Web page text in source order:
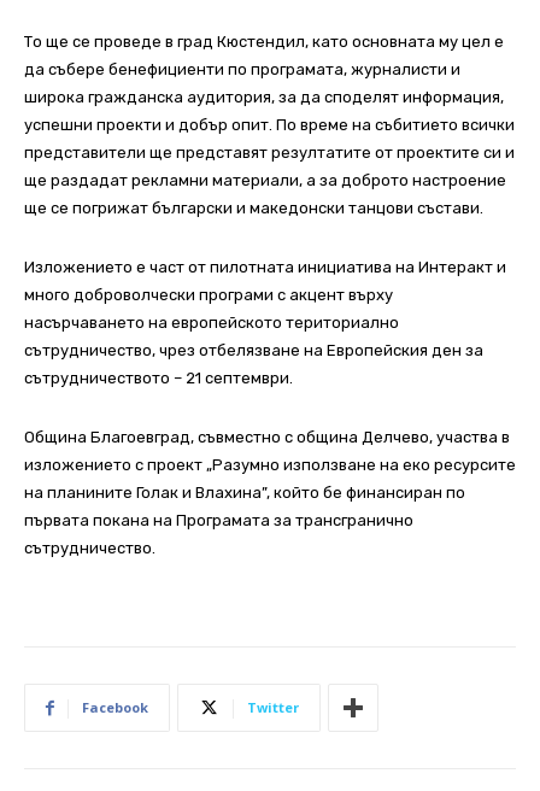
То ще се проведе в град Кюстендил, като основната му цел е
да събере бенефициенти по програмата, журналисти и
широка гражданска аудитория, за да споделят информация,
успешни проекти и добър опит. По време на събитието всички
представители ще представят резултатите от проектите си и
ще раздадат рекламни материали, а за доброто настроение
ще се погрижат български и македонски танцови състави.
Изложението е част от пилотната инициатива на Интеракт и
много доброволчески програми с акцент върху
насърчаването на европейското териториално
сътрудничество, чрез отбелязване на Европейския ден за
сътрудничеството – 21 септември.
Община Благоевград, съвместно с община Делчево, участва в
изложението с проект „Разумно използване на еко ресурсите
на планините Голак и Влахина”, който бе финансиран по
първата покана на Програмата за трансгранично
сътрудничество.
Facebook Twitter